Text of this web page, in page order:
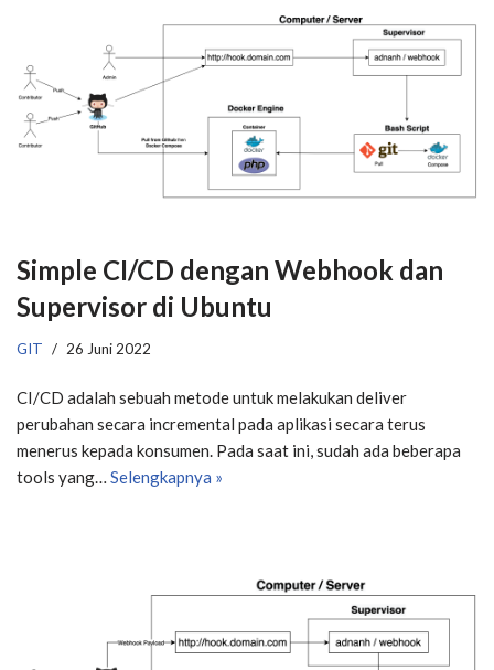
Simple CI/CD dengan Webhook dan
Supervisor di Ubuntu
GIT 26 Juni 2022
​CI/CD adalah sebuah metode untuk melakukan deliver
perubahan secara incremental pada aplikasi secara terus
menerus kepada konsumen. Pada saat ini, sudah ada beberapa
tools yang… Selengkapnya »